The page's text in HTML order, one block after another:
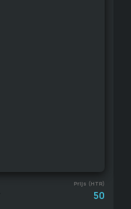
Prijs (HTR)
50